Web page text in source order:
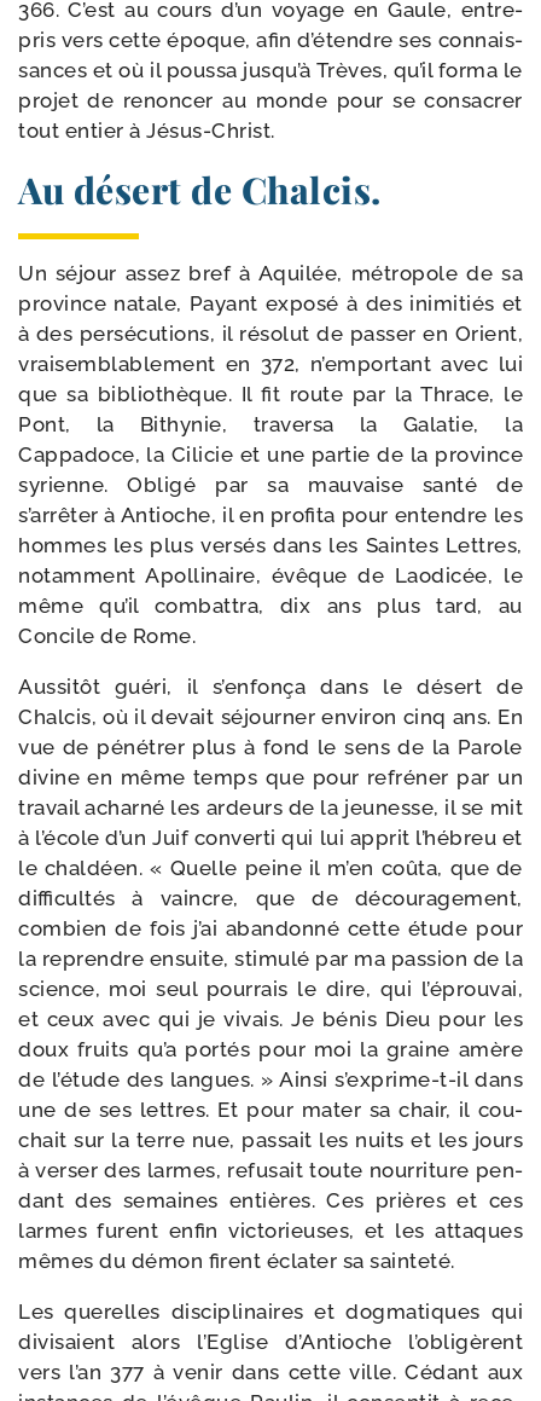
366. C’est au cours d’un voyage en Gaule, entre­
pris vers cette époque, afin d’étendre ses connais­
sances et où il pous­sa jusqu’à Trèves, qu’il for­ma le
pro­jet de renon­cer au monde pour se consa­crer
tout entier à Jésus-Christ.
Au désert de Chalcis.
Un séjour assez bref à Aquilée, métro­pole de sa
pro­vince natale, Payant expo­sé à des ini­mi­tiés et
à des per­sé­cu­tions, il réso­lut de pas­ser en Orient,
vrai­sem­bla­ble­ment en 372, n’emportant avec lui
que sa biblio­thèque. Il fit route par la Thrace, le
Pont, la Bithynie, tra­ver­sa la Galatie, la
Cappadoce, la Cilicie et une par­tie de la pro­vince
syrienne. Obligé par sa mau­vaise san­té de
s’arrêter à Antioche, il en pro­fi­ta pour entendre les
hommes les plus ver­sés dans les Saintes Lettres,
notam­ment Apollinaire, évêque de Laodicée, le
même qu’il com­bat­tra, dix ans plus tard, au
Concile de Rome.
Aussitôt gué­ri, il s’enfonça dans le désert de
Chalcis, où il devait séjour­ner envi­ron cinq ans. En
vue de péné­trer plus à fond le sens de la Parole
divine en même temps que pour refré­ner par un
tra­vail achar­né les ardeurs de la jeu­nesse, il se mit
à l’école d’un Juif conver­ti qui lui apprit l’hébreu et
le chal­déen. « Quelle peine il m’en coû­ta, que de
dif­fi­cul­tés à vaincre, que de décou­ra­ge­ment,
com­bien de fois j’ai aban­don­né cette étude pour
la reprendre ensuite, sti­mu­lé par ma pas­sion de la
science, moi seul pour­rais le dire, qui l’éprouvai,
et ceux avec qui je vivais. Je bénis Dieu pour les
doux fruits qu’a por­tés pour moi la graine amère
de l’étude des langues. » Ainsi s’exprime-t-il dans
une de ses lettres. Et pour mater sa chair, il cou­
chait sur la terre nue, pas­sait les nuits et les jours
à ver­ser des larmes, refu­sait toute nour­ri­ture pen­
dant des semaines entières. Ces prières et ces
larmes furent enfin vic­to­rieuses, et les attaques
mêmes du démon firent écla­ter sa sainteté.
Les que­relles dis­ci­pli­naires et dog­ma­tiques qui
divi­saient alors l’Eglise d’Antioche l’obligèrent
vers l’an 377 à venir dans cette ville. Cédant aux